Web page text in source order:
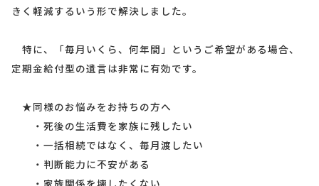
きく軽減するいう形で解決しました。
特に、「毎月いくら、何年間」というご希望がある場合、
定期金給付型の遺言は非常に有効です。
★同様のお悩みをお持ちの方へ
・死後の生活費を家族に残したい
・一括相続ではなく、毎月渡したい
・判断能力に不安がある